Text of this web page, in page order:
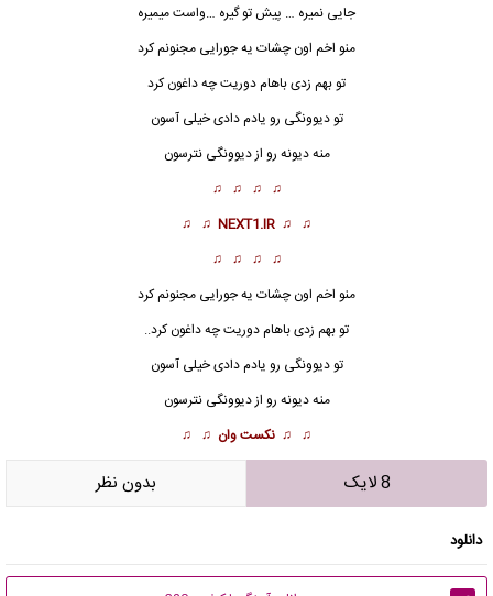
جایی نمیره … پیش تو گیره …واست میمیره
منو اخم اون چشات یه جورایی مجنونم کرد
تو بهم زدی باهام دوریت چه داغون کرد
تودیوونگی رو یادم دادی خیلی آسون
منه دیونه رو از دیوونگی نترسون
♫ ♫ ♫ ♫
♫ ♫
NEXT1.IR
♫ ♫
♫ ♫ ♫ ♫
منو اخم اون چشات یه جورایی مجنونم کرد
تو بهم زدی باهام دوریت چه داغون کرد..
تودیوونگی رو یادم دادی خیلی آسون
منه دیونه رو از دیوونگی نترسون
♫ ♫ نکست وان ♫ ♫
8 لایک بدون نظر
دانلود